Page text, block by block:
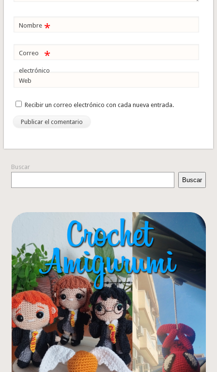
Nombre *
Correo
electrónico
*
Web
Recibir un correo electrónico con cada nueva entrada.
Buscar
Buscar